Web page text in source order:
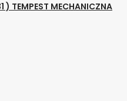
TEMPEST MECHANICZNA